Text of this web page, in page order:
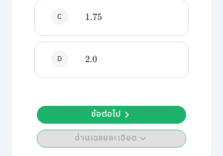
C 1.75
D 2.0
อ่านเฉลยละเอียด
ข้อต่อไป